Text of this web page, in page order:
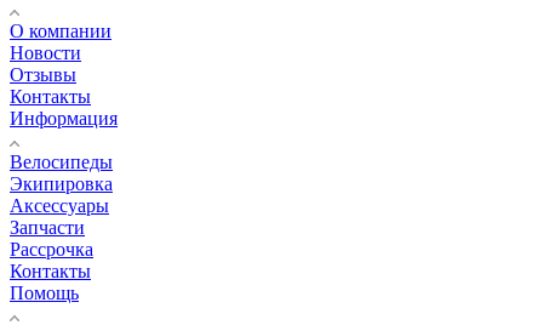
О компании
Новости
Отзывы
Контакты
Информация
Велосипеды
Экипировка
Аксессуары
Запчасти
Рассрочка
Контакты
Помощь